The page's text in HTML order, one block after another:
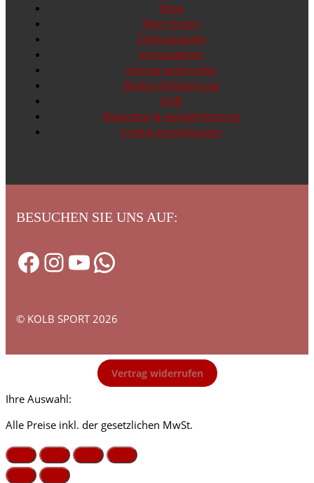
Shop
Mein Konto
Zahlungsarten
Versandarten
Vertrag widerrufen
Widerrufsbelehrung
AGB
Reparatur & Gewährleistung
Cookie-Einstellungen
BESUCHEN SIE UNS AUF:
Facebook
Instagram
YouTube
WhatsApp
© KOLB SPORT 2026
Vertrag widerrufen
Ihre Auswahl:
Alle Preise inkl. der gesetzlichen MwSt.